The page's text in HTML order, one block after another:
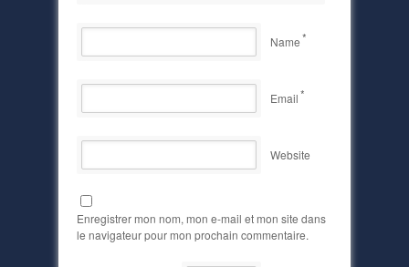
Name*
Email*
Website
Enregistrer mon nom, mon e-mail et mon site dans
le navigateur pour mon prochain commentaire.